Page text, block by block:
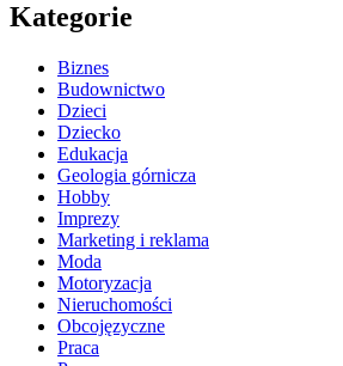
Kategorie
Biznes
Budownictwo
Dzieci
Dziecko
Edukacja
Geologia górnicza
Hobby
Imprezy
Marketing i reklama
Moda
Motoryzacja
Nieruchomości
Obcojęzyczne
Praca